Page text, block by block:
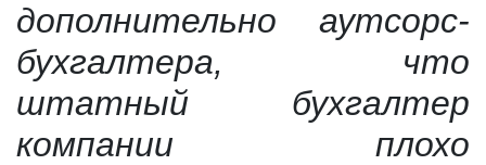
дополнительно аутсорс-
бухгалтера, что
штатный бухгалтер
компании плохо